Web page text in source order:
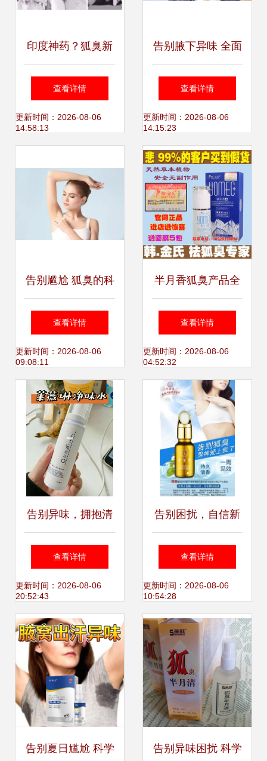
印度神药？狐臭新
解还是营销噱头？
科学看待异味困扰
查看详情
更新时间：2026-08-06
14:58:13
告别腋下异味 全面
了解狐臭治疗方法
与生活注意事项
查看详情
更新时间：2026-08-06
14:15:23
告别尴尬 狐臭的科
学防治与日常妙招
查看详情
更新时间：2026-08-06
09:08:11
半月香狐臭产品全
解析 一淘网返利优
惠与科学选择指南
查看详情
更新时间：2026-08-06
04:52:32
告别异味，拥抱清
新 科学认识与应对
狐臭/腋臭
查看详情
更新时间：2026-08-06
20:52:43
告别困扰，自信新
生——科学认识与
应对狐臭
查看详情
更新时间：2026-08-06
10:54:28
告别夏日尴尬 科学 告别异味困扰 科学